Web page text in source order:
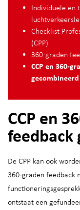
CCP en
feedback
De CPP kan ook
360-graden feedback
ontstaat een
Individuele en
Checklist
(CPP)
360-graden
CCP en 360-
gecombineerd